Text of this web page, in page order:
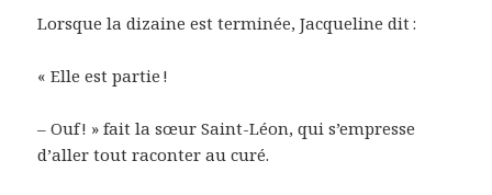
Lorsque la dizaine est terminée, Jacqueline dit :
« Elle est partie !
– Ouf ! » fait la sœur Saint-Léon, qui s’empresse
d’aller tout raconter au curé.